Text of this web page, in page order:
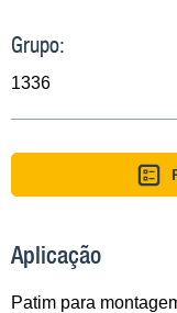
Grupo:
1336
Aplicação
Patim para